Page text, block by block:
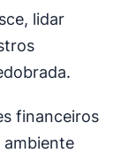
lidar
financeiros
ambiente